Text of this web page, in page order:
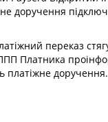
доручення
переказ
Платника
платіжне доручення.